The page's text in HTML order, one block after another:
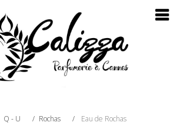
Q - U Rochas Eau de Rochas